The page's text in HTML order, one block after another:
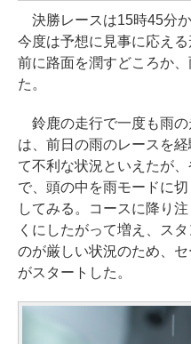
決勝レースは15時45分か
今度は予想に見事に応え
前に路面を潤すどころか
た。
鈴鹿の走行で一度も雨の
は、前日の雨のレースを
て不利な状況といえたが
で、頭の中を雨モードに
してみる。コースに降り
くにしたがって増え、ス
のが厳しい状況のため、
がスタートした。